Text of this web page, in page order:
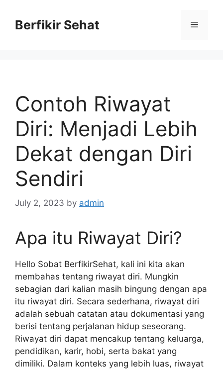
contentBerfikir Sehat Menu
Contoh Riwayat
Diri: Menjadi Lebih
Dekat dengan Diri
Sendiri
July 2, 2023 by admin
Apa itu Riwayat Diri?
Hello Sobat BerfikirSehat, kali ini kita akan
membahas tentang riwayat diri. Mungkin
sebagian dari kalian masih bingung dengan apa
itu riwayat diri. Secara sederhana, riwayat diri
adalah sebuah catatan atau dokumentasi yang
berisi tentang perjalanan hidup seseorang.
Riwayat diri dapat mencakup tentang keluarga,
pendidikan, karir, hobi, serta bakat yang
dimiliki. Dalam konteks yang lebih luas, riwayat